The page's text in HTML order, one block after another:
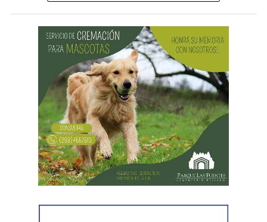
Desde Vialidad Nacional informaron que,durante las
próximas semanas, el operativo de bacheo será
reforzado con dos nuevas cuadrillas de trabajo y dos
camiones bacheadores, lo que permitirá incrementar
el ritmo de ejecución y optimizar las tareas de
mantenimiento en distintos puntos del Alto Valle.
Por otra parte, el organismo avanza con el relevamiento